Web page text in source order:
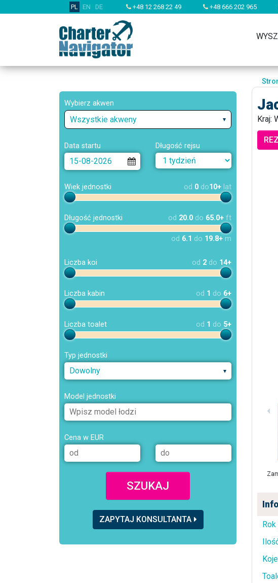
PL EN DE +48 12 268 22 49 +48 666 202 965
Wybierz akwen
Wszystkie akweny
Data startu Długość rejsu
Wiek jednostki od 0 do10+ lat
Długość jednostki od 20.0 do 65.0+ ft
od 6.1 do 19.8+ m
Liczba koi od 2 do 14+
Liczba kabin od 1 do 6+
Liczba toalet od 1 do 5+
Typ jednostki
Dowolny
Model jednostki
Cena w EUR
SZUKAJ
ZAPYTAJ KONSULTANTA
Kraj: